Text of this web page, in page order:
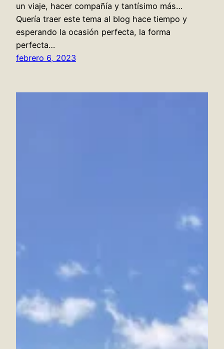
un viaje, hacer compañía y tantísimo más…
Quería traer este tema al blog hace tiempo y
esperando la ocasión perfecta, la forma
perfecta…
febrero 6, 2023